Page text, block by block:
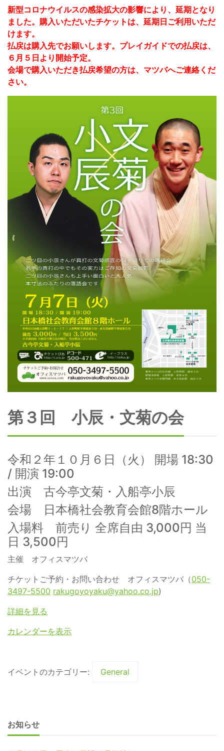
新型コロナウイルスの感染拡大の影響により、延期となり
ました。購入いただいたチケットは、延期日ご利用いただ
けます。
払戻は購入先でお願いします。プレイガイドでの払戻は、
６月５日より開始予定。
会場で購入いただき払戻希望の方は、マツバへご連絡くだ
さい。
第３回 小辰・文菊の会
令和２年１０月６日（火） 開場 18:30
/ 開演 19:00
出演 古今亭文菊・入船亭小辰
会場 日本橋社会教育会館8階ホール
入場料 前売り 全席自由 3,000円 当
日 3,500円
主催 オフィスマツバ
チケットご予約・お問い合わせ オフィスマツバ（050-
3497-5500 rakugoyoyaku@yahoo.co.jp)
詳細を見る
カレンダーを表示
イベントのカテゴリー: General
お知らせ